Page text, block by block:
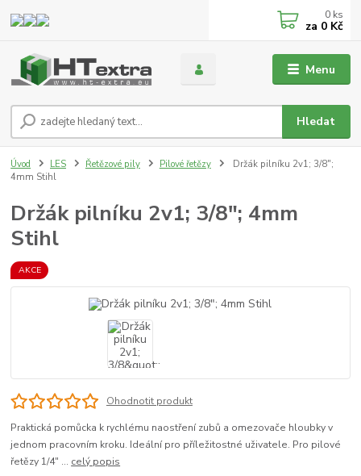
Menu
Hledat
0 ks
za 0 Kč
Úvod LES Řetězové pily Pilové řetězy
Držák pilníku 2v1; 3/8";
4mm Stihl
Držák pilníku 2v1; 3/8"; 4mm
Stihl
AKCE
Ohodnotit produkt
Praktická pomůcka k rychlému naostření zubů a omezovače hloubky v
jednom pracovním kroku. Ideální pro příležitostné uživatele. Pro pilové
řetězy 1/4" ... celý popis